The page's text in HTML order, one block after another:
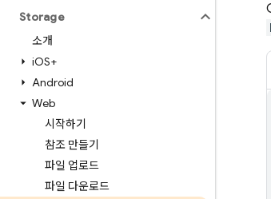
Storage
소개
iOS+
Android
Web
시작하기
참조 만들기
파일 업로드
파일 다운로드